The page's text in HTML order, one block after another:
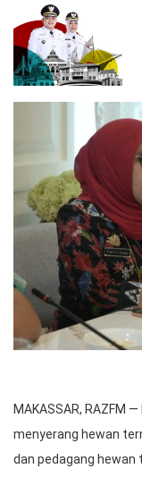
MAKASSAR, RAZFM
menyerang hewan
dan pedagang hewan